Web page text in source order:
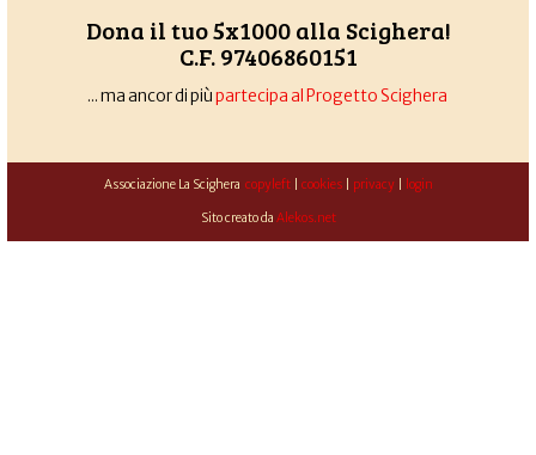
Dona il tuo 5x1000 alla Scighera!
C.F. 97406860151
... ma ancor di piùpartecipa al Progetto Scighera
Associazione La Scighera copyleft| cookies| privacy| login
Sito creato da Alekos.net